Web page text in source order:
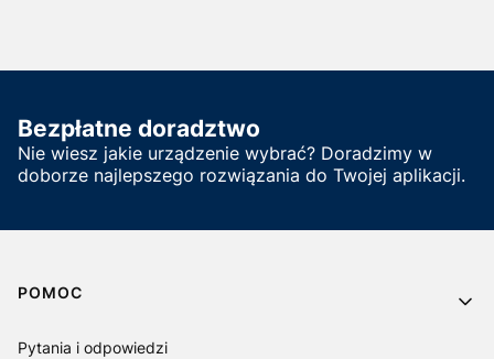
Bezpłatne doradztwo
Nie wiesz jakie urządzenie wybrać? Doradzimy w
doborze najlepszego rozwiązania do Twojej aplikacji.
Linki w stopce
POMOC
Pytania i odpowiedzi